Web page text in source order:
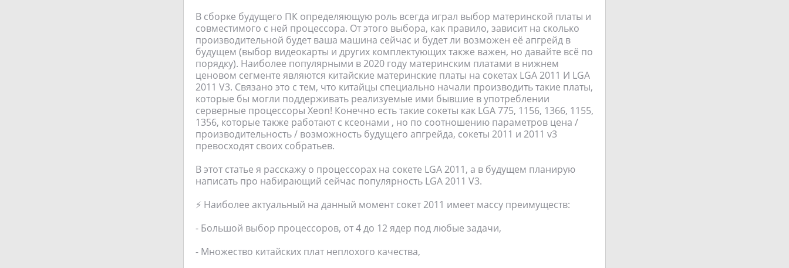
В сборке будущего ПК определяющую роль всегда играл выбор материнской платы и
совместимого с ней процессора. От этого выбора, как правило, зависит на сколько
производительной будет ваша машина сейчас и будет ли возможен её апгрейд в
будущем (выбор видеокарты и других комплектующих также важен, но давайте всё по
порядку). Наиболее популярными в 2020 году материнским платами в нижнем
ценовом сегменте являются китайские материнские платы на сокетах LGA 2011 И LGA
2011 V3. Связано это с тем, что китайцы специально начали производить такие платы,
которые бы могли поддерживать реализуемые ими бывшие в употреблении
серверные процессоры Xeon! Конечно есть такие сокеты как LGA 775, 1156, 1366, 1155,
1356, которые также работают с ксеонами , но по соотношению параметров цена /
производительность / возможность будущего апгрейда, сокеты 2011 и 2011 v3
превосходят своих собратьев.
В этот статье я расскажу о процессорах на сокете LGA 2011, а в будущем планирую
написать про набирающий сейчас популярность LGA 2011 V3.
⚡ Наиболее актуальный на данный момент сокет 2011 имеет массу преимуществ:
- Большой выбор процессоров, от 4 до 12 ядер под любые задачи,
- Множество китайских плат неплохого качества,